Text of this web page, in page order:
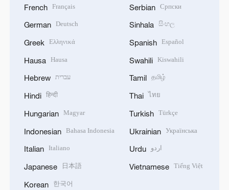
French Français
German Deutsch
Greek Ελληνικά
Hausa Hausa
Hebrew עברית
Hindi हिन्दी
Hungarian Magyar
Indonesian Bahasa Indonesia
Italian Italiano
Japanese 日本語
Korean 한국어
Serbian Српски
Sinhala සිංහල
Spanish Español
Swahili Kiswahili
Tamil தமிழ்
Thai ไทย
Turkish Türkçe
Ukrainian Українська
Urdu اردو
Vietnamese Tiếng Việt